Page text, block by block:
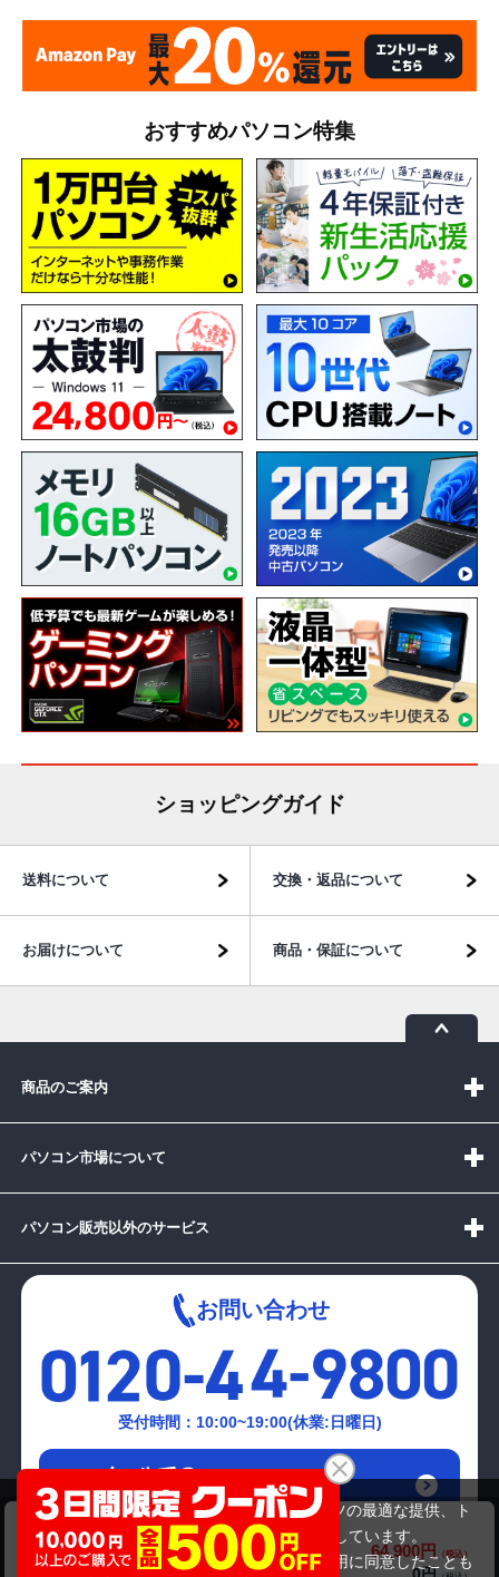
dynabook B55/ER （第8世代CPU）
商品価格(税込) 64,900円
おすすめパソコン特集
ショッピングガイド
送料について 交換・返品について
お届けについて 商品・保証について
商品のご案内
パソコン市場について
パソコン販売以外のサービス
お問い合わせ
受付時間：10:00~19:00(休業:日曜日)
メールでの
お問い合わせはこちら
当サイトでは利用体験の向上およびコンテンツの最適な提供、ト
ラフィックの分析を目的としてCookieを使用しています。
サイトの閲覧を継続された場合、Cookieの利用に同意したことも